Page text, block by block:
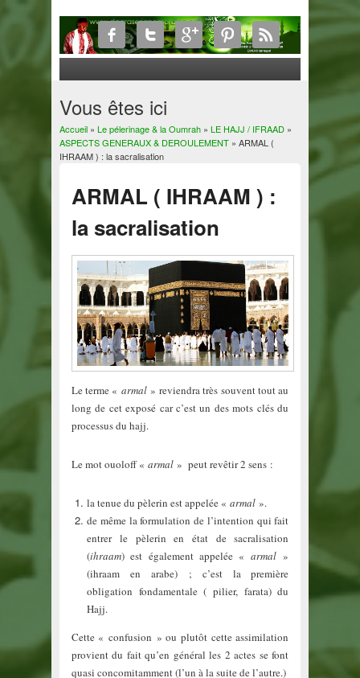
Vous êtes ici
Accueil» Le pélerinage & la Oumrah» LE HAJJ / IFRAAD»
ASPECTS GENERAUX & DEROULEMENT» ARMAL (
IHRAAM ) : la sacralisation
ARMAL ( IHRAAM ) :
la sacralisation
Le terme « armal» reviendra très souvent tout au
long de cet exposé car c’est un des mots clés du
processus du hajj.
Le mot ouoloff « armal» peut revêtir 2 sens :
la tenue du pèlerin est appelée « armal ».
de même la formulation de l’intention qui fait
entrer le pèlerin en état de sacralisation
(ihraam) est également appelée «armal»
(ihraam en arabe) ; c’est la première
obligation fondamentale ( pilier, farata) du
Hajj.
Cette « confusion » ou plutôt cette assimilation
provient du fait qu’en général les 2 actes se font
quasi concomitamment (l’un à la suite de l’autre.)